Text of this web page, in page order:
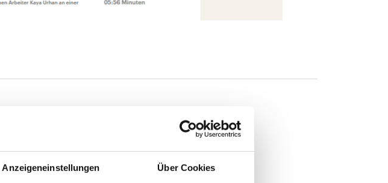
Anzeigeneinstellungen Über Cookies